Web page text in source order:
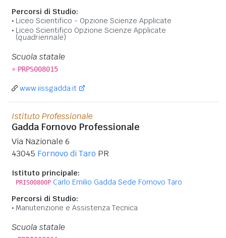
Percorsi di Studio:
Liceo Scientifico - Opzione Scienze Applicate
Liceo Scientifico Opzione Scienze Applicate
(quadriennale)
Scuola statale
» PRPS008015
www.iissgadda.it
Istituto Professionale
Gadda Fornovo Professionale
Via Nazionale 6
43045 Fornovo di Taro PR
Istituto principale:
PRIS00800P Carlo Emilio Gadda Sede Fornovo Taro
Percorsi di Studio:
Manutenzione e Assistenza Tecnica
Scuola statale